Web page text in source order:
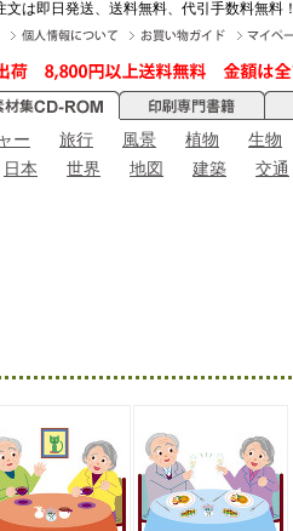
は即日発送、送料無料、代引手数料無料！
ー 旅行 風景 植物 生物
日本 世界 地図 建築 交通